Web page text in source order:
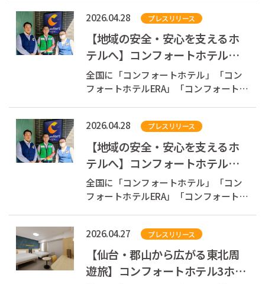
2026.04.28 プレスリリース
【地域の安全・安心を支えるホ
テルへ】コンフォートホテル東
京清澄白河が巡回パトロールを
実施「かけこ...
全国に「コンフォートホテル」「コン
フォートホテルERA」「コンフォートイ
する株式会社チョイスホテルズジャパ
ン（本社：東京都中央区、代表取締役
社長：伊藤孝彦、以下チョイスホテル
ズジャパン...
2026.04.28 プレスリリース
【地域の安全・安心を支えるホ
テルへ】コンフォートホテル東
京清澄白河が巡回パトロールを
実施「かけこ...
全国に「コンフォートホテル」「コン
フォートホテルERA」「コンフォートイ
する株式会社チョイスホテルズジャパ
ン（本社：東京都中央区、代表取締役
社長：伊藤孝彦、以下チョイスホテル
ズジャパン...
2026.04.27 プレスリリース
【仙台・郡山から広がる東北周
遊旅】コンフォートホテル3ホテ